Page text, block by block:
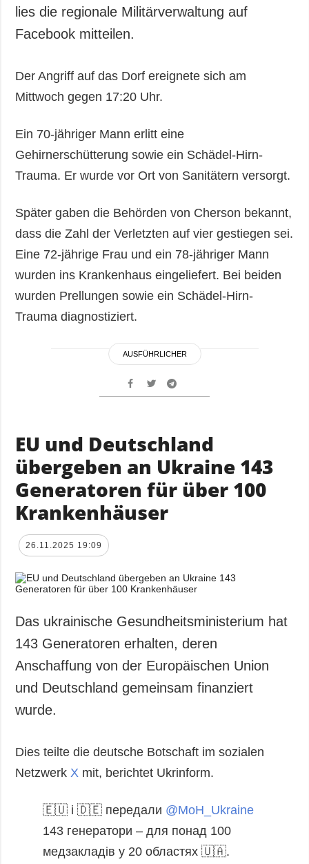
lies die regionale Militärverwaltung auf
Facebook mitteilen.
Der Angriff auf das Dorf ereignete sich am
Mittwoch gegen 17:20 Uhr.
Ein 70-jähriger Mann erlitt eine
Gehirnerschütterung sowie ein Schädel-Hirn-
Trauma. Er wurde vor Ort von Sanitätern versorgt.
Später gaben die Behörden von Cherson bekannt,
dass die Zahl der Verletzten auf vier gestiegen sei.
Eine 72-jährige Frau und ein 78-jähriger Mann
wurden ins Krankenhaus eingeliefert. Bei beiden
wurden Prellungen sowie ein Schädel-Hirn-
Trauma diagnostiziert.
AUSFÜHRLICHER
EU und Deutschland
übergeben an Ukraine 143
Generatoren für über 100
Krankenhäuser
26.11.2025 19:09
Das ukrainische Gesundheitsministerium hat
143 Generatoren erhalten, deren
Anschaffung von der Europäischen Union
und Deutschland gemeinsam finanziert
wurde.
Dies teilte die deutsche Botschaft im sozialen
NetzwerkX mit, berichtet Ukrinform.
🇪🇺 і 🇩🇪 передали @MoH_Ukraine
143 генератори – для понад 100
медзакладів у 20 областях 🇺🇦.